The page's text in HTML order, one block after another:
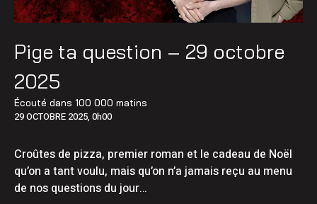
Pige ta question – 29 octobre
2025
Écouté dans 100 000 matins
29 OCTOBRE 2025, 0h00
Croûtes de pizza, premier roman et le cadeau de Noël
qu’on a tant voulu, mais qu’on n’a jamais reçu au menu
de nos questions du jour…